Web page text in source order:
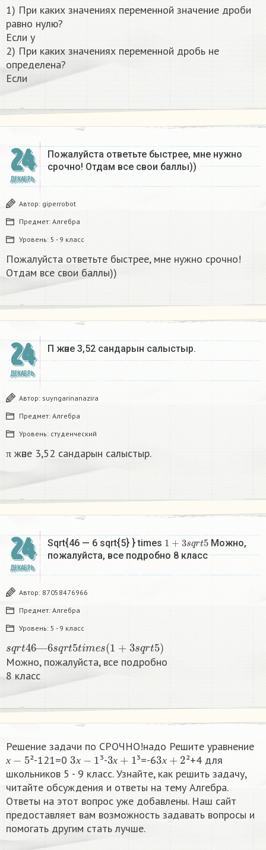
1) При каких значениях переменной значение дроби
равно нулю?
Если y
2) При каких значениях переменной дробь не
определена?
Если
24
ДЕКАБРЬ
Пожалуйста ответьте быстрее, мне нужно
срочно! Отдам все свои баллы))
Автор: giperrobot
Предмет: Алгебра
Уровень: 5 - 9 класс
Пожалуйста ответьте быстрее, мне нужно срочно!
Отдам все свои баллы))
24
ДЕКАБРЬ
Π және 3,52 сандарын салыстыр. ​
Автор: suyngarinanazira
Предмет: Алгебра
Уровень: студенческий
π және 3,52 сандарын салыстыр.
24
ДЕКАБРЬ
Sqrt{46 — 6 sqrt{5} } times 1+3sqrt5 Можно,
пожалуйста, все подробно 8 класс​
Автор: 87058476966
Предмет: Алгебра
Уровень: 5 - 9 класс
t 46 6 t5t im 1+ q )
Можно, пожалуйста, все подробно
8 класс​
Решение задачи по СРОЧНО!надо Решите уравнение
х
х −5 ²-121=0 х
3х −1 ³- х
3х +1 ³=-6 х
3х + 2 ²+4 для
школьников 5 - 9 класс. Узнайте, как решить задачу,
читайте обсуждения и ответы на тему Алгебра.
Ответы на этот вопрос уже добавлены. Наш сайт
предоставляет вам возможность задавать вопросы и
помогать другим стать лучше.